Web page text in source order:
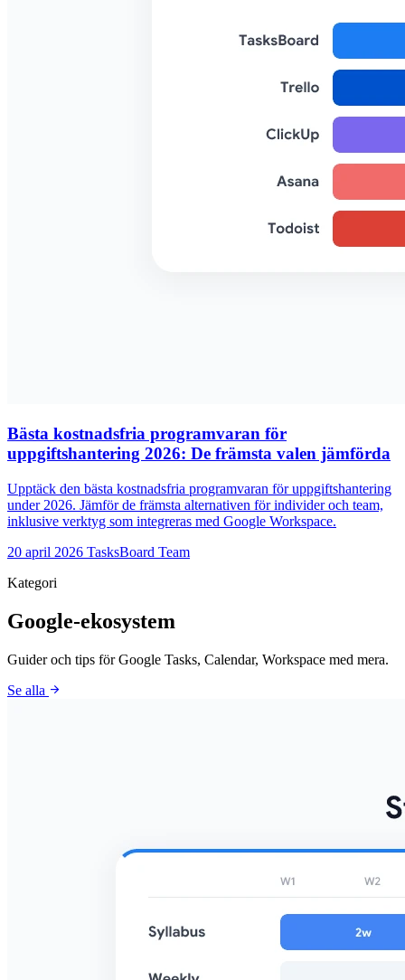
Bästa kostnadsfria programvaran för
uppgiftshantering 2026: De främsta valen jämförda
Upptäck den bästa kostnadsfria programvaran för uppgiftshantering
under 2026. Jämför de främsta alternativen för individer och team,
inklusive verktyg som integreras med Google Workspace.
20 april 2026 TasksBoard Team
Kategori
Google-ekosystem
Guider och tips för Google Tasks, Calendar, Workspace med mera.
Se alla arrow_forward